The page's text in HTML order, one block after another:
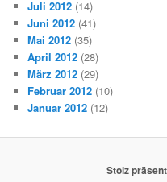
Juli 2012 (14)
Juni 2012 (41)
Mai 2012 (35)
April 2012 (28)
März 2012 (29)
Februar 2012 (10)
Januar 2012 (12)
Stolz